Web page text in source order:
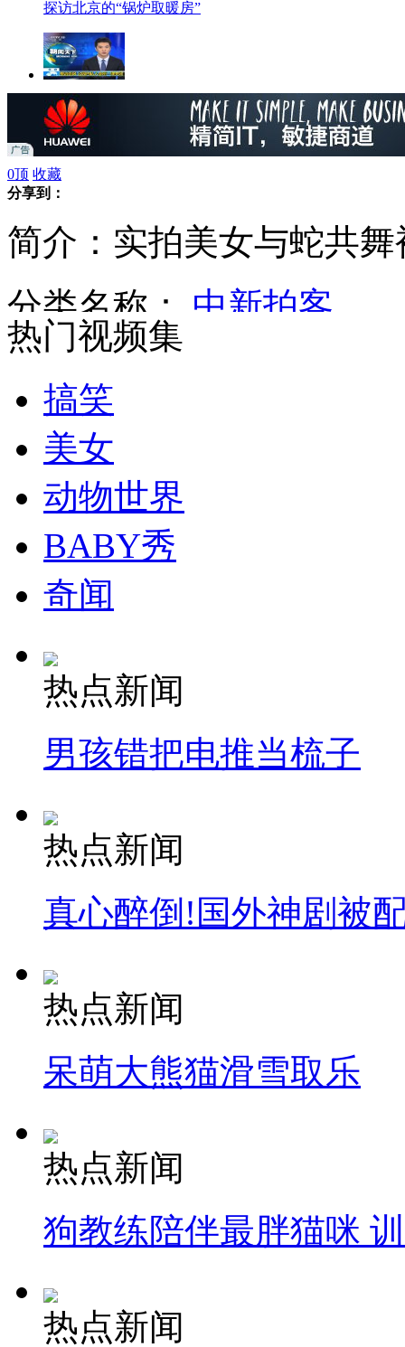
探访北京的“锅炉取暖房”
北京：整治歪风 公园内私人会所一律关闭
京村官打牌遭老太霸气说教
李嘉诚再抛内地资产：欲80亿元出售北京盈科中心
杀人犯“改行”写侦探小说 情节逼真折服评审
80后公务员辞职自白:收入7年没涨 能力只是听话
中国影视剧朝鲜流行 《潜伏》迅速走红
山西运城恶犬咬伤多人 警民合力深夜将其击毙
女孩北京地铁殴打老人 痛下狠手拳打脚踢
无痛分娩是否安全 医生回应
走！跟着总书记去植树
纽约上演“枕头大战”
司机酒驾遇交警 急速倒车逃窜
0顶 收藏
分享到：
简介：实拍美女与蛇共
分类名称： 中新拍客
热门视频集
搞笑
美女
动物世界
BABY秀
奇闻
热点新闻
男孩错把电推当梳子
热点新闻
真心醉倒!国外神剧被
热点新闻
呆萌大熊猫滑雪取乐
热点新闻
狗教练陪伴最胖猫咪
热点新闻